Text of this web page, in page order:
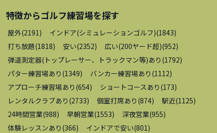
特徴からゴルフ練習場を探す
屋外(2191 ) インドア(シミュレーションゴルフ)(1843)
打ち放題(1818) 安い(2352) 広い(200ヤード超)(952)
弾道測定器(トップレーサー、トラックマン等)あり (1792)
パター練習場あり (1349) バンカー練習場あり (1112)
アプローチ練習場あり (654) ショートコースあり (173)
レンタルクラブあり (2733) 個室打席あり (874) 駅近(1125)
24時間営業(988) 早朝営業(1553) 深夜営業(955)
体験レッスンあり (366) インドアで安い(801 )